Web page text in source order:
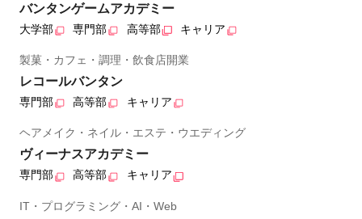
バンタンゲームアカデミー
大学部 専門部 高等部 キャリア
製菓・カフェ・調理・飲食店開業
レコールバンタン
専門部 高等部 キャリア
ヘアメイク・ネイル・エステ・ウエディング
ヴィーナスアカデミー
専門部 高等部 キャリア
IT・プログラミング・AI・Web